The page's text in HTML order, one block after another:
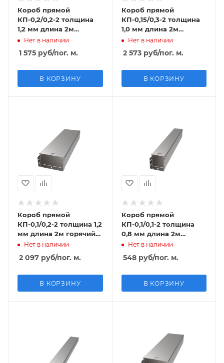
Короб прямой
КП-0,2/0,2-2 толщина
1,2 мм длина 2м
оцинкованный
Нет в наличии
1 575 руб/пог. м.
В КОРЗИНУ
Короб прямой
КП-0,15/0,3-2 толщина
1,0 мм длина 2м
крашенный
Нет в наличии
2 573руб/пог. м.
В КОРЗИНУ
Короб прямой
КП-0,1/0,2-2 толщина 1,2
мм длина 2м горячий
цинк
Нет в наличии
2 097 руб/пог. м.
В КОРЗИНУ
Короб прямой
КП-0,1/0,1-2 толщина
0,8 мм длина 2м
оцинкованный
Нет в наличии
548руб/пог. м.
В КОРЗИНУ